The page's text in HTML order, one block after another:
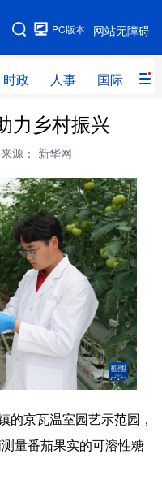
网站无障碍
PC版本
时政 人事 国际 财
时政 人事
网评
全球连线 教育
量子 体育
健康 军事
图片 政务
金融 汽车
信息化 数字经济
银龄 溯源中国
能源 会展
力乡村振兴
来源： 新华网
京瓦温室园艺示范园，
量番茄果实的可溶性糖